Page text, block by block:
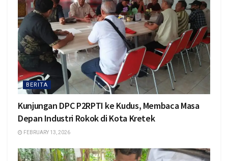
BERITA
Kunjungan DPC P2RPTI ke Kudus, Membaca Masa
Depan Industri Rokok di Kota Kretek
FEBRUARY 13, 2026